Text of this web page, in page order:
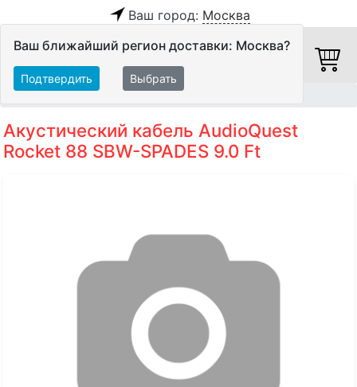
Ваш город: Москва
Ваш ближайший регион доставки: Москва?
Подтвердить Выбрать
Акустический кабель AudioQuest
Rocket 88 SBW-SPADES 9.0 Ft